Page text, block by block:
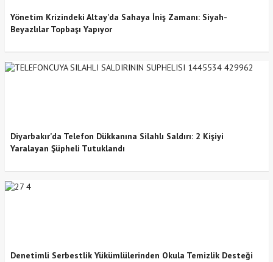
Yönetim Krizindeki Altay’da Sahaya İniş Zamanı: Siyah-
Beyazlılar Topbaşı Yapıyor
Diyarbakır’da Telefon Dükkanına Silahlı Saldırı: 2 Kişiyi
Yaralayan Şüpheli Tutuklandı
Denetimli Serbestlik Yükümlülerinden Okula Temizlik Desteği